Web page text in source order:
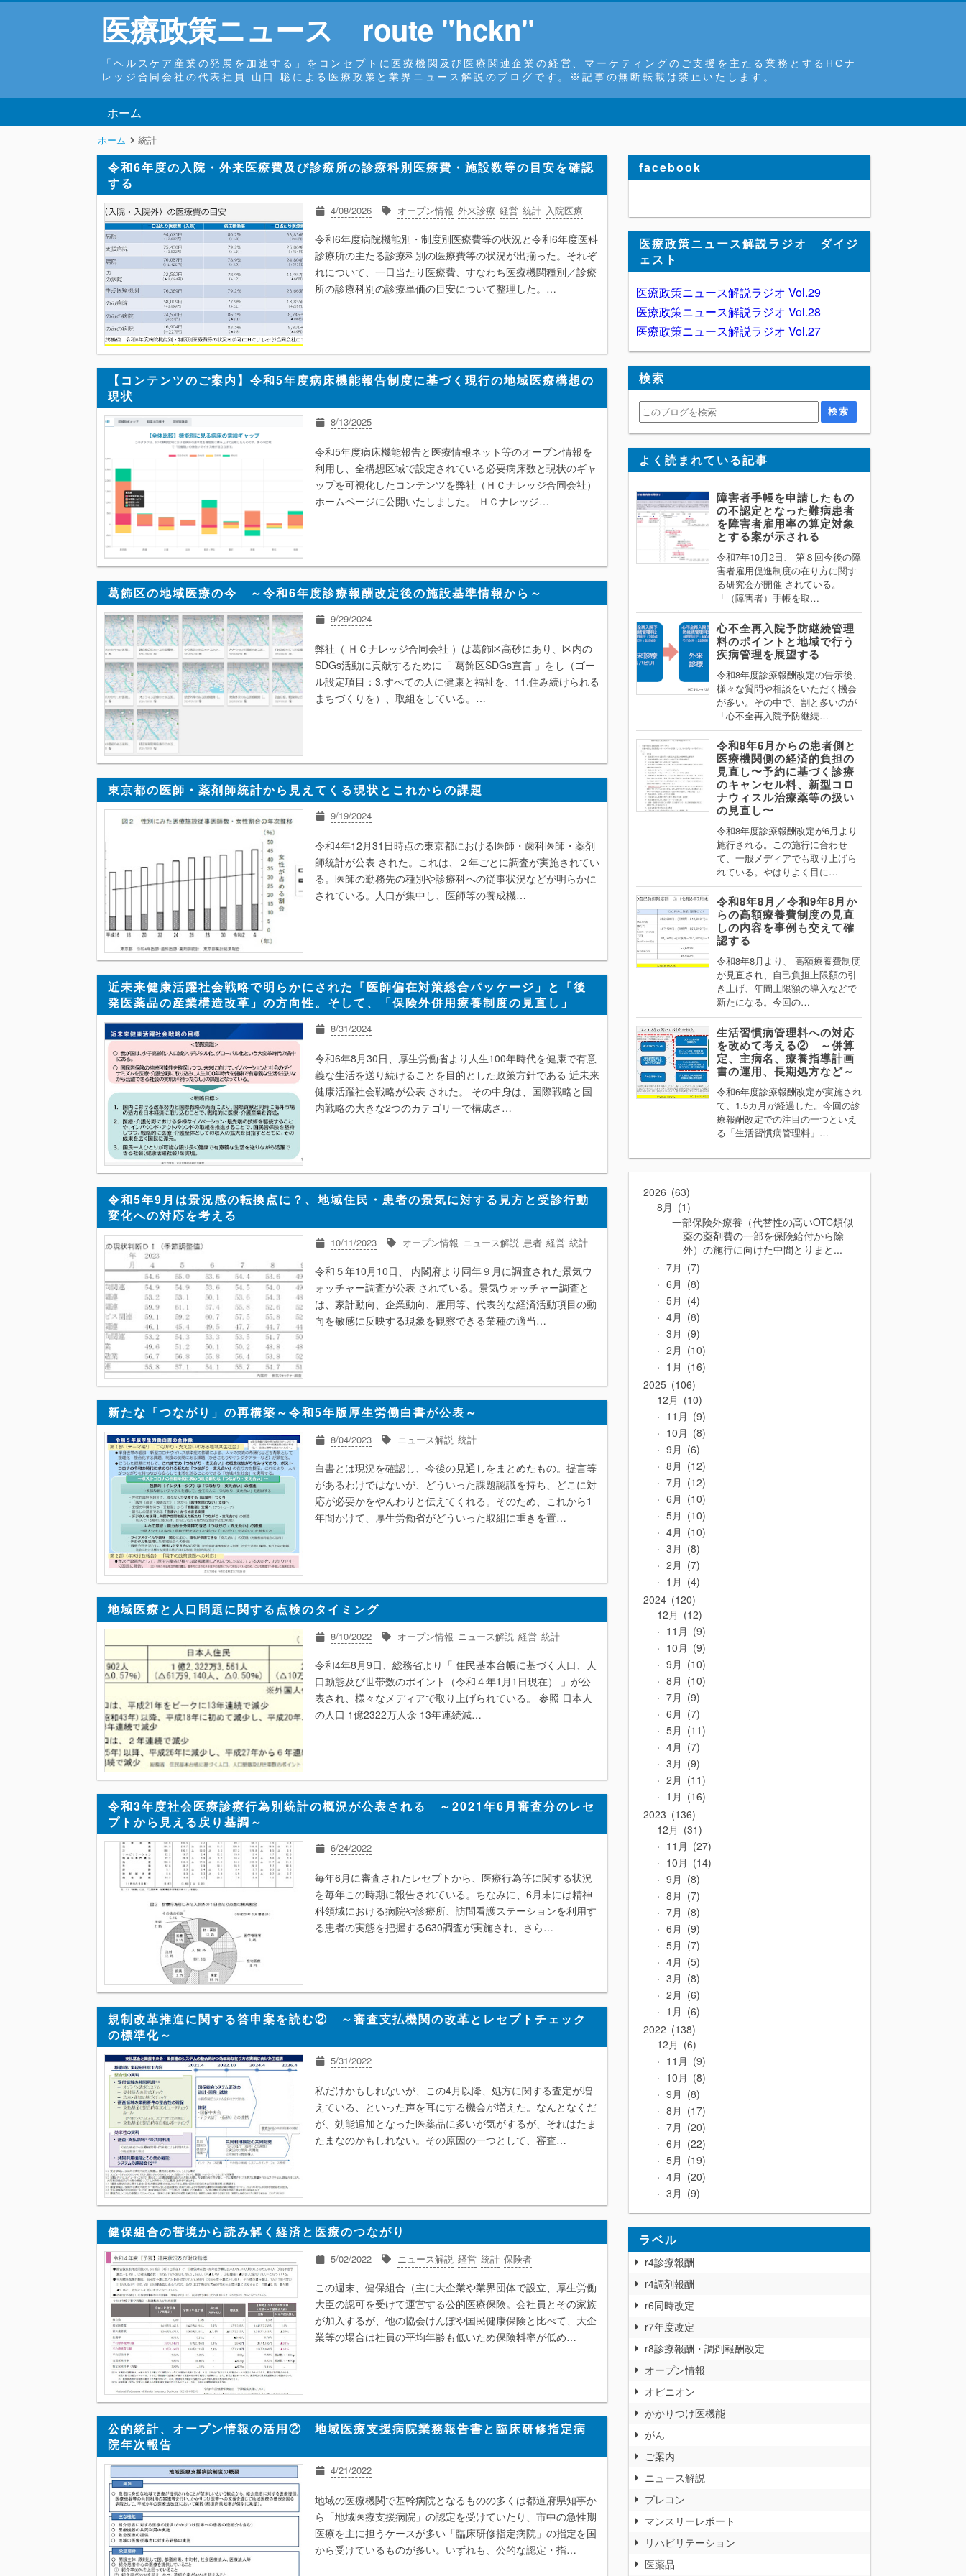
医療政策ニュース route "hckn"
「ヘルスケア産業の発展を加速する」をコンセプトに医療機関及び医療関連企業の経営、マーケティングのご支援を主たる業務とするHCナ
レッジ合同会社の代表社員 山口 聡による医療政策と業界ニュース解説のブログです。※記事の無断転載は禁止いたします。
ホーム
ホーム 統計
令和6年度の入院・外来医療費及び診療所の診療科別医療費・施設数等の目安を確認
する
4/08/2026 オープン情報 外来診療 経営 統計 入院医療
令和6年度病院機能別・制度別医療費等の状況と令和6年度医科
診療所の主たる診療科別の医療費等の状況が出揃った。それぞ
れについて、一日当たり医療費、すなわち医療機関種別／診療
所の診療科別の診療単価の目安について整理した。…
【コンテンツのご案内】令和5年度病床機能報告制度に基づく現行の地域医療構想の
現状
8/13/2025
地域包括ケアシステム 統計 入院医療
令和5年度病床機能報告と医療情報ネット等のオープン情報を
利用し、全構想区域で設定されている必要病床数と現状のギャ
ップを可視化したコンテンツを弊社（ＨＣナレッジ合同会社）
ホームページに公開いたしました。 ＨＣナレッジ…
葛飾区の地域医療の今 ～令和6年度診療報酬改定後の施設基準情報から～
9/29/2024
地域包括ケアシステム 統計 薬局
弊社（ ＨＣナレッジ合同会社 ）は葛飾区高砂にあり、区内の
SDGs活動に貢献するために「 葛飾区SDGs宣言 」をし（ゴー
ル設定項目：3.すべての人に健康と福祉を、11.住み続けられる
まちづくりを）、取組をしている。…
東京都の医師・薬剤師統計から見えてくる現状とこれからの課題
9/19/2024
令和4年12月31日時点の東京都における医師・歯科医師・薬剤
師統計が公表 された。これは、２年ごとに調査が実施されてい
る。医師の勤務先の種別や診療科への従事状況などが明らかに
されている。人口が集中し、医師等の養成機…
近未来健康活躍社会戦略で明らかにされた「医師偏在対策総合パッケージ」と「後
発医薬品の産業構造改革」の方向性。そして、「保険外併用療養制度の見直し」
8/31/2024
看護師 経営 在宅医療 統計 働き方改革 慢性期 薬価制度
令和6年8月30日、厚生労働省より人生100年時代を健康で有意
義な生活を送り続けることを目的とした政策方針である 近未来
健康活躍社会戦略が公表 された。 その中身は、国際戦略と国
内戦略の大きな2つのカテゴリーで構成さ…
令和5年9月は景況感の転換点に？、地域住民・患者の景気に対する見方と受診行動
変化への対応を考える
10/11/2023 オープン情報 ニュース解説 患者 経営 統計
令和５年10月10日、 内閣府より同年９月に調査された景気ウ
ォッチャー調査が公表 されている。景気ウォッチャー調査と
は、家計動向、企業動向、雇用等、代表的な経済活動項目の動
向を敏感に反映する現象を観察できる業種の適当…
新たな「つながり」の再構築～令和5年版厚生労働白書が公表～
8/04/2023 ニュース解説 統計
白書とは現況を確認し、今後の見通しをまとめたもの。提言等
があるわけではないが、どういった課題認識を持ち、どこに対
応が必要かをやんわりと伝えてくれる。そのため、これから1
年間かけて、厚生労働省がどういった取組に重きを置…
地域医療と人口問題に関する点検のタイミング
8/10/2022 オープン情報 ニュース解説 経営 統計
令和4年8月9日、総務省より「 住民基本台帳に基づく人口、人
口動態及び世帯数のポイント（令和４年1月1日現在） 」が公
表され、様々なメディアで取り上げられている。 参照 日本人
の人口 1億2322万人余 13年連続減…
令和3年度社会医療診療行為別統計の概況が公表される ～2021年6月審査分のレセ
プトから見える戻り基調～
6/24/2022
薬局
毎年6月に審査されたレセプトから、医療行為等に関する状況
を毎年この時期に報告されている。ちなみに、6月末には精神
科領域における病院や診療所、訪問看護ステーションを利用す
る患者の実態を把握する630調査が実施され、さら…
規制改革推進に関する答申案を読む② ～審査支払機関の改革とレセプトチェック
の標準化～
5/31/2022
保険者
私だけかもしれないが、この4月以降、処方に関する査定が増
えている、といった声を耳にする機会が増えた。なんとなくだ
が、効能追加となった医薬品に多いが気がするが、それはたま
たまなのかもしれない。その原因の一つとして、審査…
健保組合の苦境から読み解く経済と医療のつながり
5/02/2022 ニュース解説 経営 統計 保険者
この週末、健保組合（主に大企業や業界団体で設立、厚生労働
大臣の認可を受けて運営する公的医療保険。会社員とその家族
が加入するが、他の協会けんぽや国民健康保険と比べて、大企
業等の場合は社員の平均年齢も低いため保険料率が低め…
公的統計、オープン情報の活用② 地域医療支援病院業務報告書と臨床研修指定病
院年次報告
4/21/2022
地域の医療機関で基幹病院となるものの多くは都道府県知事か
ら「地域医療支援病院」の認定を受けていたり、市中の急性期
医療を主に担うケースが多い「臨床研修指定病院」の指定を国
から受けているものが多い。いずれも、公的な認定・指…
facebook
医療政策ニュース解説ラジオ ダイジ
ェスト
医療政策ニュース解説ラジオ Vol.29
医療政策ニュース解説ラジオ Vol.28
医療政策ニュース解説ラジオ Vol.27
検索
よく読まれている記事
障害者手帳を申請したもの
の不認定となった難病患者
を障害者雇用率の算定対象
とする案が示される
令和7年10月2日、 第８回今後の障
害者雇用促進制度の在り方に関す
る研究会が開催 されている。
「（障害者）手帳を取…
心不全再入院予防継続管理
料のポイントと地域で行う
疾病管理を展望する
令和8年度診療報酬改定の告示後、
様々な質問や相談をいただく機会
が多い。その中で、割と多いのが
「心不全再入院予防継続…
令和8年6月からの患者側と
医療機関側の経済的負担の
見直し〜予約に基づく診療
のキャンセル料、新型コロ
ナウィスル治療薬等の扱い
の見直し〜
令和8年度診療報酬改定が6月より
施行される。この施行に合わせ
て、一般メディアでも取り上げら
れている。やはりよく目に…
令和8年8月／令和9年8月か
らの高額療養費制度の見直
しの内容を事例も交えて確
認する
令和8年8月より、 高額療養費制度
が見直され、自己負担上限額の引
き上げ、年間上限額の導入などで
新たになる。今回の…
生活習慣病管理料への対応
を改めて考える② ～併算
定、主病名、療養指導計画
書の運用、長期処方など～
令和6年度診療報酬改定が実施され
て、1.5カ月が経過した。今回の診
療報酬改定での注目の一つといえ
る「生活習慣病管理料」…
2026
63
8月
1
一部保険外療養（代替性の高いOTC類似
薬の薬剤費の一部を保険給付から除
外）の施行に向けた中間とりまと...
7月
7
6月
8
5月
4
4月
8
3月
9
2月
10
1月
16
2025
106
12月
10
11月
9
10月
8
9月
6
8月
12
7月
12
6月
10
5月
10
4月
10
3月
8
2月
7
1月
4
2024
120
12月
12
11月
9
10月
9
9月
10
8月
10
7月
9
6月
7
5月
11
4月
7
3月
9
2月
11
1月
16
2023
136
12月
31
11月
27
10月
14
9月
8
8月
7
7月
8
6月
9
5月
7
4月
5
3月
8
2月
6
1月
6
2022
138
12月
6
11月
9
10月
8
9月
8
8月
17
7月
20
6月
22
5月
19
4月
20
3月
9
ラベル
r4診療報酬
r4調剤報酬
r6同時改定
r7年度改定
r8診療報酬・調剤報酬改定
オープン情報
オピニオン
かかりつけ医機能
がん
ご案内
ニュース解説
プレコン
マンスリーレポート
リハビリテーション
医薬品